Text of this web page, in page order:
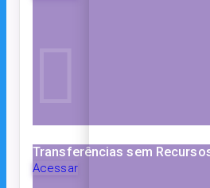
Transferências sem
Acessar